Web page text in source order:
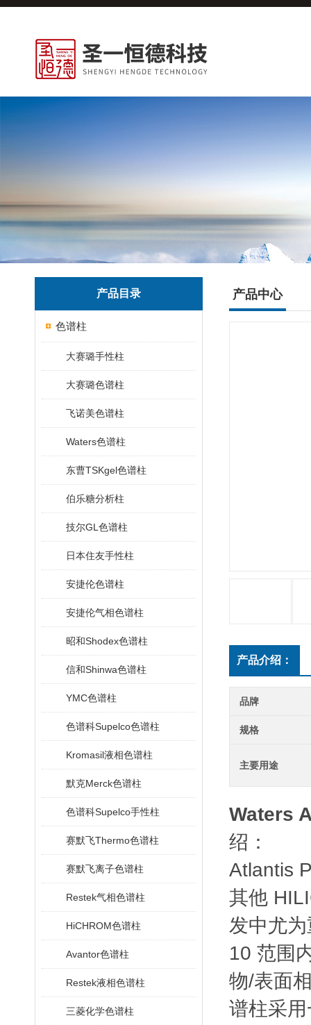
产品目录
色谱柱
大赛璐手性柱
大赛璐色谱柱
飞诺美色谱柱
Waters色谱柱
东曹TSKgel色谱柱
伯乐糖分析柱
技尔GL色谱柱
日本住友手性柱
安捷伦色谱柱
安捷伦气相色谱柱
昭和Shodex色谱柱
信和Shinwa色谱柱
YMC色谱柱
色谱科Supelco色谱柱
Kromasil液相色谱柱
默克Merck色谱柱
色谱科Supelco手性柱
赛默飞Thermo色谱柱
赛默飞离子色谱柱
Restek气相色谱柱
HiCHROM色谱柱
Avantor色谱柱
Restek液相色谱柱
三菱化学色谱柱
产品中心
产品介绍：
品牌
规格
主要用途
Waters
绍：
Atlantis
其他
发中尤
10 范围
物/表面
谱柱采